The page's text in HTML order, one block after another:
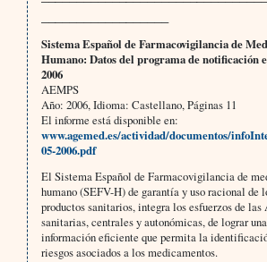
Sistema Español de Farmacovigilancia de
Humano: Datos del programa de notificación
2006
AEMPS
Año: 2006, Idioma: Castellano, Páginas 11
El informe está disponible en:
www.agemed.es/actividad/documentos/
05-2006.pdf
El Sistema Español de Farmacovigilancia de
humano (SEFV-H) de garantía y uso racional de
productos sanitarios, integra los esfuerzos de
sanitarias, centrales y autonómicas, de lograr
información eficiente que permita la
riesgos asociados a los medicamentos.